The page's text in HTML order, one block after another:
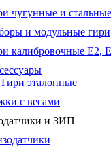
чугунные и
и модульные гири
калибровочные E2,
Гири эталонные
с весами
и ЗИП